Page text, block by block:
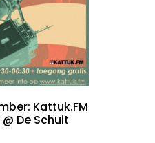
Kattuk.FM
De Schuit